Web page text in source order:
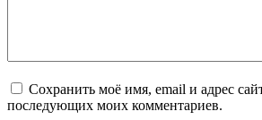
Сохранить моё имя, email и адрес
последующих моих комментариев.